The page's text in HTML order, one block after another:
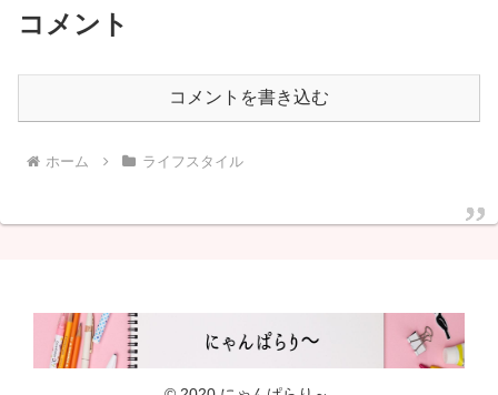
コメント
コメントを書き込む
ホーム ライフスタイル